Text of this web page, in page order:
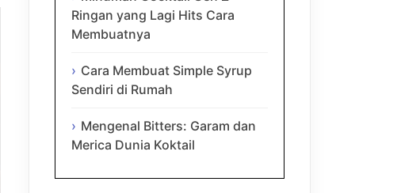
Ringan yang Lagi Hits Cara
Membuatnya
Cara Membuat Simple Syrup
Sendiri di Rumah
Mengenal Bitters: Garam dan
Merica Dunia Koktail